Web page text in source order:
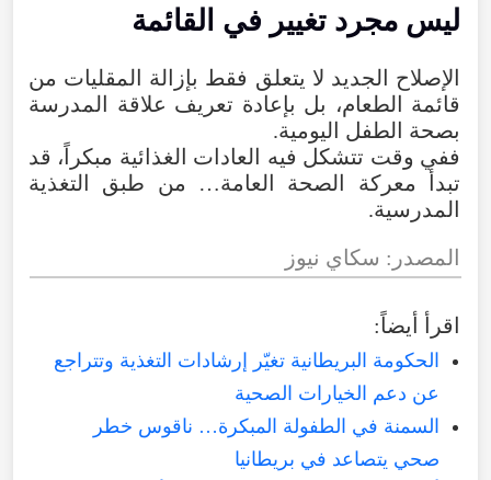
ليس مجرد تغيير في القائمة
الإصلاح الجديد لا يتعلق فقط بإزالة المقليات من
قائمة الطعام، بل بإعادة تعريف علاقة المدرسة
بصحة الطفل اليومية.
ففي وقت تتشكل فيه العادات الغذائية مبكراً، قد
تبدأ معركة الصحة العامة… من طبق التغذية
المدرسية.
المصدر: سكاي نيوز
اقرأ أيضاً:
الحكومة البريطانية تغيّر إرشادات التغذية وتتراجع
عن دعم الخيارات الصحية
السمنة في الطفولة المبكرة… ناقوس خطر
صحي يتصاعد في بريطانيا